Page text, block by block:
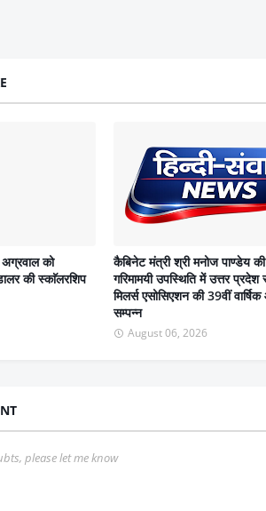
अग्रवाल को
की स्काॅलरशिप
कैबिनेट मंत्री श्री मनोज पाण्डेय की
गरिमामयी उपस्थिति में उत्तर प्रदेश
मिलर्स एसोसिएशन की 39वीं
सम्पन्न
August 06, 2026
please let me know